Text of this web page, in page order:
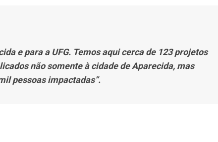
e para a UFG. Temos aqui cerca de 123 projetos
não somente à cidade de Aparecida, mas
pessoas impactadas”.